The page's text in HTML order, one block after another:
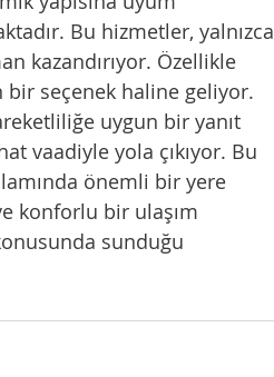
Bu hizmetler, yalnızca
kazandırıyor. Özellikle
seçenek haline geliyor.
uygun bir yanıt
vaadiyle yola çıkıyor. Bu
önemli bir yere
konforlu bir ulaşım
sunduğu